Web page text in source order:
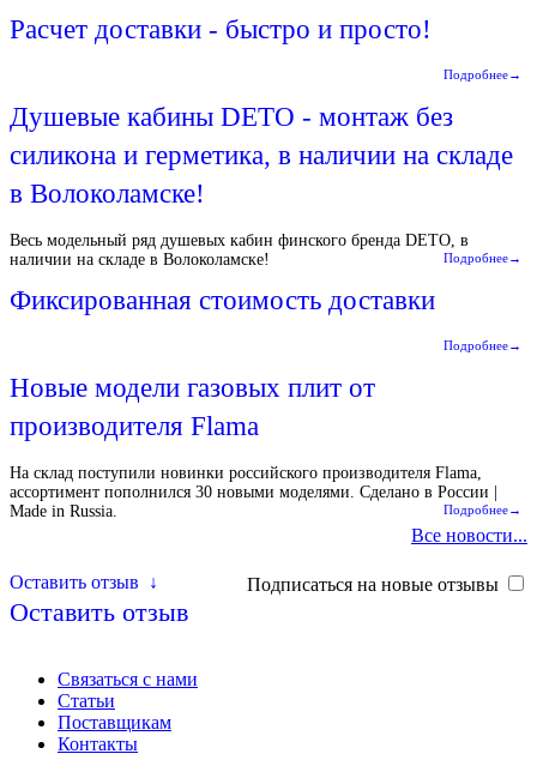
Расчет доставки - быстро и просто!
Подробнее→
Душевые кабины DETO - монтаж без
силикона и герметика, в наличии на складе
в Волоколамске!
Весь модельный ряд душевых кабин финского бренда DETO, в
наличии на складе в Волоколамске!
Подробнее→
Фиксированная стоимость доставки
Подробнее→
Новые модели газовых плит от
производителя Flama
На склад поступили новинки российского производителя Flama,
ассортимент пополнился 30 новыми моделями. Сделано в России |
Made in Russia.
Подробнее→
Все новости...
Подписаться на новые отзывы
Оставить отзыв ↓
Оставить отзыв
Связаться с нами
Статьи
Поставщикам
Контакты